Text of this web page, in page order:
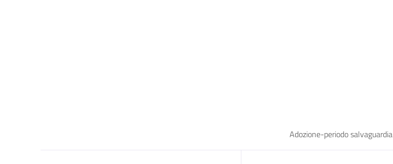
Adozione-periodo salvaguardia